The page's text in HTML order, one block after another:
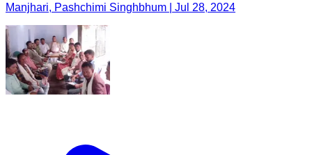
Manjhari, Pashchimi Singhbhum | Jul 28, 2024